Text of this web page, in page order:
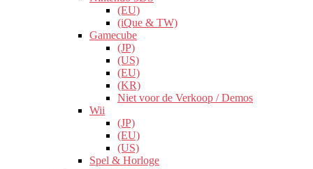
(EU)
(iQue & TW)
Gamecube
(JP)
(US)
(EU)
(KR)
Niet voor de Verkoop / Demos
Wii
(JP)
(EU)
(US)
Spel & Horloge